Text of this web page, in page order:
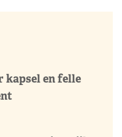
kapsel en felle